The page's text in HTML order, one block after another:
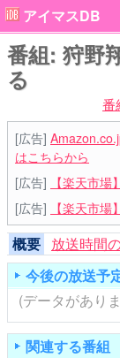
アイマスDB
番組: 狩野
る
番
[広告]
はこちらから
[広告]
【楽天市
[広告]
【楽天市
概要 放送時間
今後の放送予
(データがあり
関連する番組